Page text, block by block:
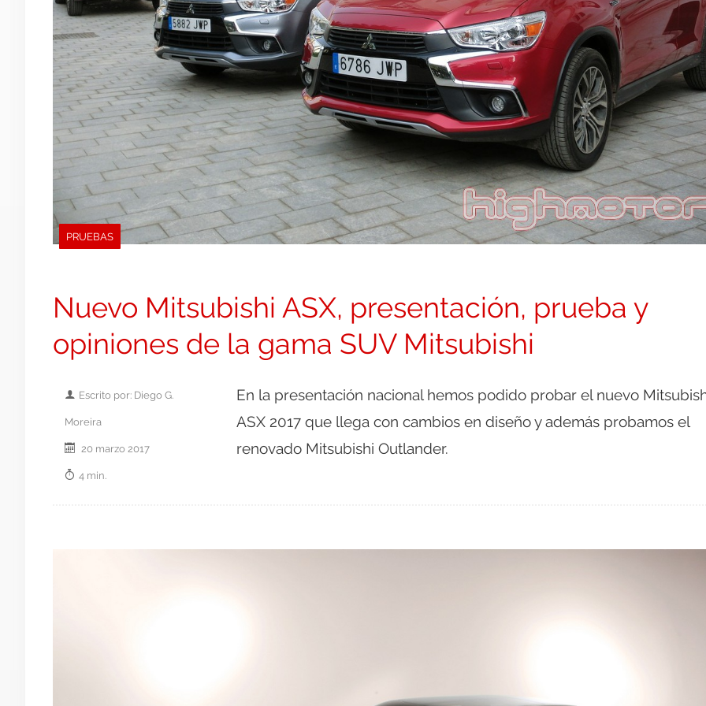
PRUEBAS
Nuevo Mitsubishi ASX, presentación, prueba y
opiniones de la gama SUV Mitsubishi
Escrito por: Diego G.
Moreira
20 marzo 2017
4 min.
En la presentación nacional hemos podido probar el nuevo
ASX 2017 que llega con cambios en diseño y además probamos el
renovado Mitsubishi Outlander.